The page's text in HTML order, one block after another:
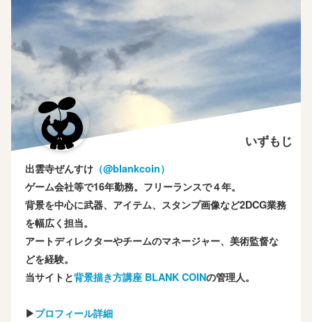
いずもじ
出雲寺ぜんすけ （‎@blankcoin）
ゲーム会社等で16年勤務。フリーランスで４年。
背景を中心に武器、アイテム、スタンプ画像など2DCG業務
を幅広く担当。
アートディレクターやチームのマネージャー、美術監督な
どを経験。
当サイトと背景描き方講座 BLANK COINの管理人。
▶プロフィール詳細